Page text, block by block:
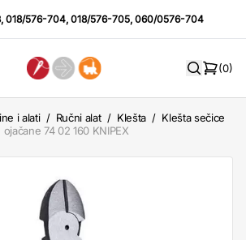
,018/576-704,018/576-705,060/0576-704
(0)
i alati / Ručni alat / Klešta / Klešta sečice
74 02 160 KNIPEX